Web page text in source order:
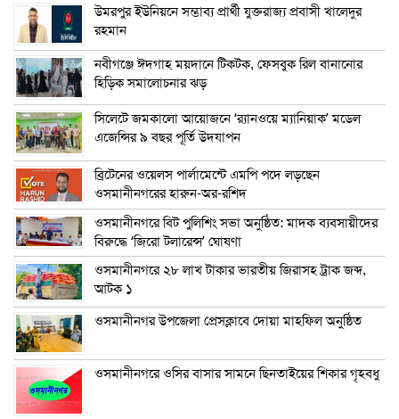
উমরপুর ইউনিয়নে সম্ভাব্য প্রার্থী যুক্তরাজ্য প্রবাসী খালেদুর
রহমান
নবীগঞ্জে ঈদগাহ ময়দানে টিকটক, ফেসবুক রিল বানানোর
হিড়িক সমালোচনার ঝড়
সিলেটে জমকালো আয়োজনে ‘র‍্যানওয়ে ম্যানিয়াক’ মডেল
এজেন্সির ৯ বছর পূর্তি উদযাপন
ব্রিটেনের ওয়েলস পার্লামেন্টে এমপি পদে লড়ছেন
ওসমানীনগরের হারুন-অর-রশিদ
ওসমানীনগরে বিট পুলিশিং সভা অনুষ্ঠিত: মাদক ব্যবসায়ীদের
বিরুদ্ধে ‘জিরো টলারেন্স’ ঘোষণা
ওসমানীনগরে ২৮ লাখ টাকার ভারতীয় জিরাসহ ট্রাক জব্দ,
আটক ১
ওসমানীনগর উপজেলা প্রেসক্লাবে দোয়া মাহফিল অনুষ্ঠিত
ওসমানীনগরে ওসির বাসার সামনে ছিনতাইয়ের শিকার গৃহবধু